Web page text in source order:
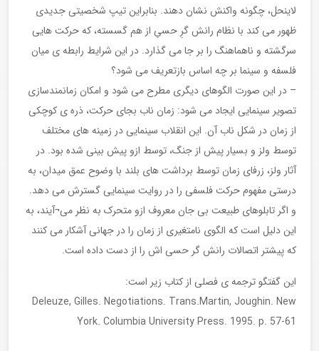
لاینحل، چگونه واکنش نشان دهند. بنابراین تیپ شخصیتی جدیدی
ظهور می کند با نظام رانش گرِ حسیِ از هم گسسته، که حرکت هایی
سرگشته و ناهماهنگ را بر جا می گذارد. در این شرایط رابطه ی میان
فلسفه و سینما بر چه اساس بازتعریف می شود؟
– در این صورت الگوهای دیگری مطرح می شود و امکان زمانمندسازی
تصویر سینمایی ایجاد می شود: زمان ناب بجای حرکت، ذره ی کوچکی
از زمان در شکل ناب آن. این انقلاب سینمایی در زمینه های مختلف
توسط ولز و بسیار پیش از جنگ، توسط ازو پیش بینی شده بود. در
آثار ولز، زرفای زمان توسط برداشت های بلند با وضوح عمق میدان، به
درستی مفهوم حرکت فلسفی را در روایت سینمایی گسترش می دهد.
و اگر تابلوهای طبیعت بی جان معروف ازو متحرک به نظر می¬آیند، به
این دلیل است که الگوی نامتغیری از زمان را در جهانی آشکار می کنند
که پیشتر اتصالات رانش گر حسی اش را از دست داده است.
این گفتگو ترجمه ی فصلی از کتاب زیر است:
Deleuze, Gilles. Negotiations. Trans.Martin, Joughin. New
York. Columbia University Press. 1995. p. 57-61